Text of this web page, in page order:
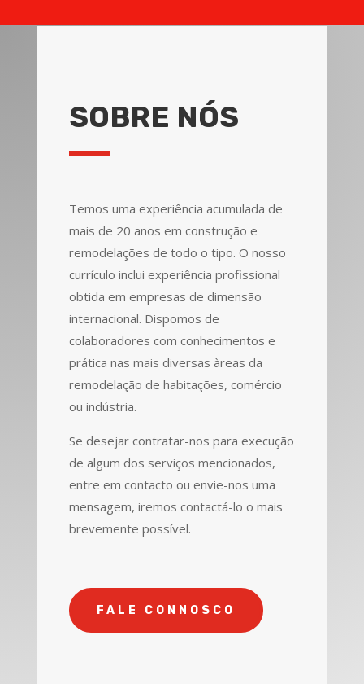
SOBRE NÓS
Temos uma experiência acumulada de
mais de 20 anos em construção e
remodelações de todo o tipo. O nosso
currículo inclui experiência profissional
obtida em empresas de dimensão
internacional. Dispomos de
colaboradores com conhecimentos e
prática nas mais diversas àreas da
remodelação de habitações, comércio
ou indústria.
Se desejar contratar-nos para execução
de algum dos serviços mencionados,
entre em contacto ou envie-nos uma
mensagem, iremos contactá-lo o mais
brevemente possível.
FALE CONNOSCO